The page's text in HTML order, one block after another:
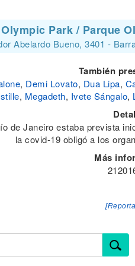
Park / Parque
Abelardo Bueno, 3401 -
También
, Demi Lovato, Dua Lipa,
, Megadeth, Ivete Sángalo,
de Janeiro estaba prevista
la covid-19 obligó a los
Más